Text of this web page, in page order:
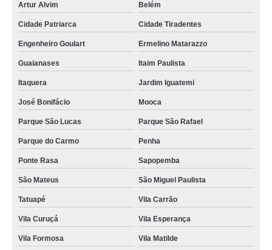
Artur Alvim Belém
Cidade Patriarca Cidade Tiradentes
Engenheiro Goulart Ermelino Matarazzo
Guaianases Itaim Paulista
Itaquera Jardim Iguatemi
José Bonifácio Mooca
Parque São Lucas Parque São Rafael
Parque do Carmo Penha
Ponte Rasa Sapopemba
São Mateus São Miguel Paulista
Tatuapé Vila Carrão
Vila Curuçá Vila Esperança
Vila Formosa Vila Matilde